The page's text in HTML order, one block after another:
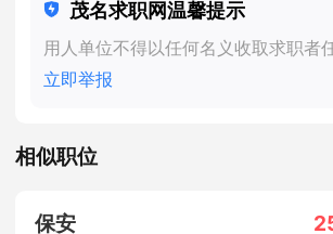
茂名求职网温馨提示
用人单位不得以任何名义收取求职者
立即举报
相似职位
保安